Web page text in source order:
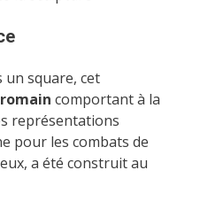
un square, cet
comportant à la
représentations
pour les combats de
a été construit au